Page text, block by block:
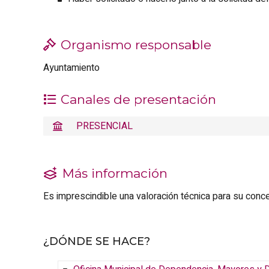
Organismo responsable
Ayuntamiento
Canales de presentación
PRESENCIAL
Más información
Es imprescindible una valoración técnica para su
¿DÓNDE SE HACE?